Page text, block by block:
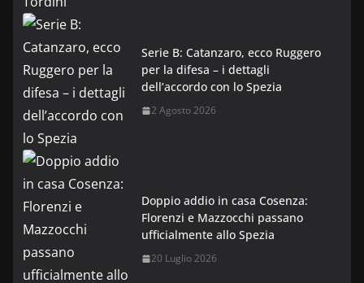
Serie B: Catanzaro, ecco Ruggero
per la difesa – i dettagli
dell’accordo con lo Spezia
2 Agosto 2026
Doppio addio in casa Cosenza:
Florenzi e Mazzocchi passano
ufficialmente allo Spezia
20 Luglio 2026